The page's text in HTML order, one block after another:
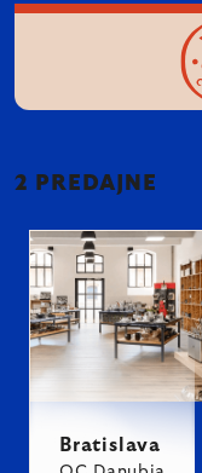
2 PREDAJNE
Bratislava